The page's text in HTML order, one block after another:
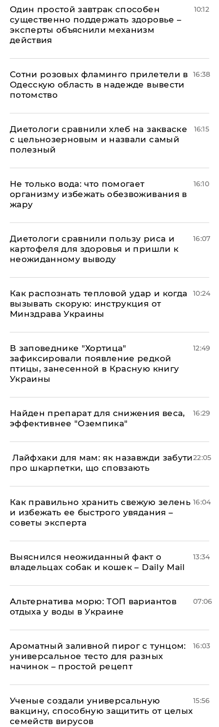
Один простой завтрак способен
существенно поддержать здоровье –
эксперты объяснили механизм
действия
10:12
Сотни розовых фламинго прилетели в
Одесскую область в надежде вывести
потомство
16:38
Диетологи сравнили хлеб на закваске
с цельнозерновым и назвали самый
полезный
16:15
Не только вода: что помогает
организму избежать обезвоживания в
жару
16:10
Диетологи сравнили пользу риса и
картофеля для здоровья и пришли к
неожиданному выводу
16:07
Как распознать тепловой удар и когда
вызывать скорую: инструкция от
Минздрава Украины
10:24
В заповеднике "Хортица"
зафиксировали появление редкой
птицы, занесенной в Красную книгу
Украины
12:49
Найден препарат для снижения веса,
эффективнее "Оземпика"
16:29
​ Лайфхаки для мам: як назавжди забути
про шкарпетки, що сповзають
22:05
Как правильно хранить свежую зелень
и избежать ее быстрого увядания –
советы эксперта
16:04
Выяснился неожиданный факт о
владельцах собак и кошек – Daily Mail
13:34
Альтернатива морю: ТОП вариантов
отдыха у воды в Украине
07:06
Ароматный заливной пирог с тунцом:
универсальное тесто для разных
начинок – простой рецепт
16:03
Ученые создали универсальную
вакцину, способную защитить от целых
семейств вирусов
15:56